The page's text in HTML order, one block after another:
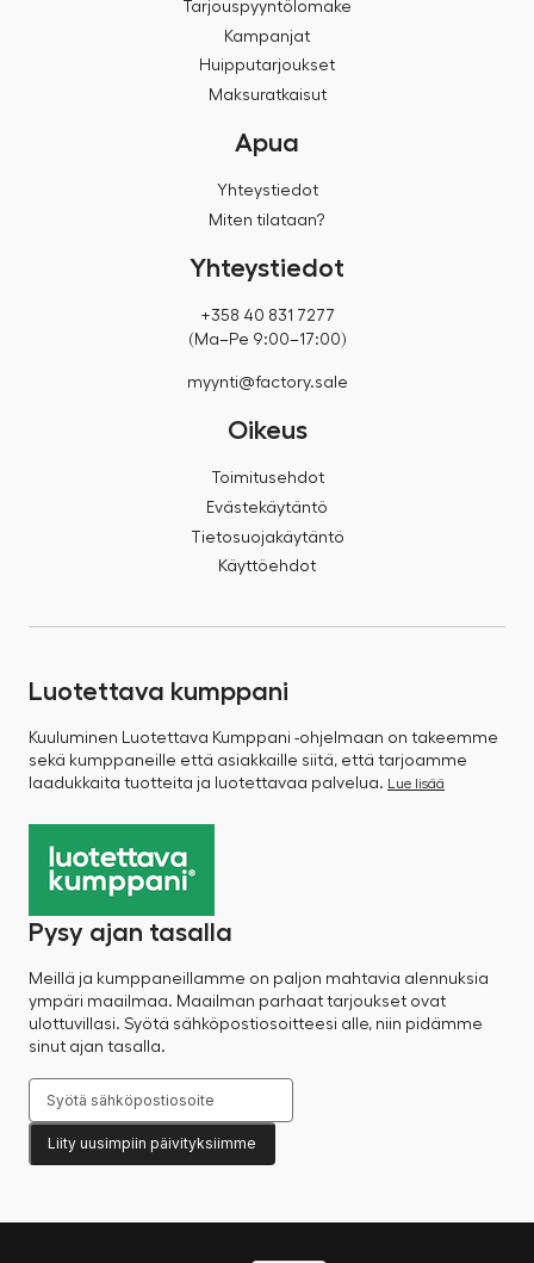
Tarjouspyyntölomake
Kampanjat
Huipputarjoukset
Maksuratkaisut
Apua
Yhteystiedot
Miten tilataan?
Yhteystiedot
+358 40 831 7277
(Ma–Pe 9:00–17:00)
myynti@factory.sale
Oikeus
Toimitusehdot
Evästekäytäntö
Tietosuojakäytäntö
Käyttöehdot
Luotettava kumppani
Kuuluminen Luotettava Kumppani -ohjelmaan on takeemme
sekä kumppaneille että asiakkaille siitä, että tarjoamme
laadukkaita tuotteita ja luotettavaa palvelua.
Lue lisää
Pysy ajan tasalla
Meillä ja kumppaneillamme on paljon mahtavia alennuksia
ympäri maailmaa. Maailman parhaat tarjoukset ovat
ulottuvillasi. Syötä sähköpostiosoitteesi alle, niin pidämme
sinut ajan tasalla.
Liity uusimpiin päivityksiimme